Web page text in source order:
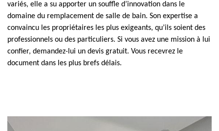
variés, elle a su apporter un souffle d’innovation dans le
domaine du remplacement de salle de bain. Son expertise a
convaincu les propriétaires les plus exigeants, qu’ils soient des
professionnels ou des particuliers. Si vous avez une mission à lui
confier, demandez-lui un devis gratuit. Vous recevrez le
document dans les plus brefs délais.